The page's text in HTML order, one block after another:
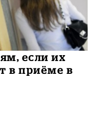
если их
в приёме в